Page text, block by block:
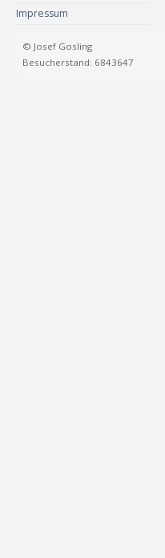
Impressum
© Josef Gosling
Besucherstand: 6843647